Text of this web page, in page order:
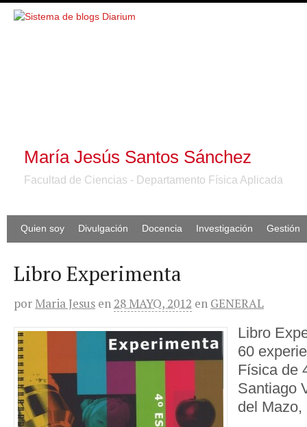
María Jesús Santos Sánchez
Facultad de Ciencias - Departamento Física Aplicada
Quien soy Divulgación Docencia Investigación Gestión
Libro Experimenta
por Maria Jesus en 28 MAYO, 2012 en GENERAL
Libro
60
Física de
Santiago
del